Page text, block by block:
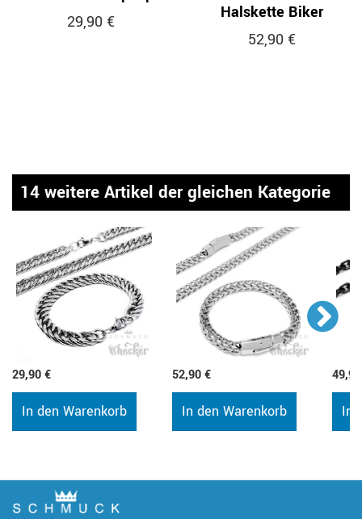
29,90 €
Halskette Biker
52,90 €
14 weitere Artikel der gleichen Kategorie
29,90 €
In den Warenkorb
52,90 €
In den Warenkorb In